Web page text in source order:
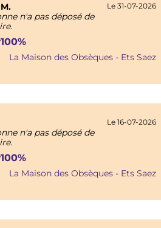
Le 31-07-2026
n'a pas déposé de
100%
La Maison des Obsèques - Ets Saez
Le 16-07-2026
n'a pas déposé de
100%
La Maison des Obsèques - Ets Saez